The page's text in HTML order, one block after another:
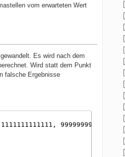
vom erwarteten Wert
Es wird nach dem
Wird statt dem Punkt
falsche Ergebnisse